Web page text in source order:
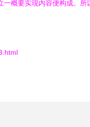
概要实现内容便构成。所